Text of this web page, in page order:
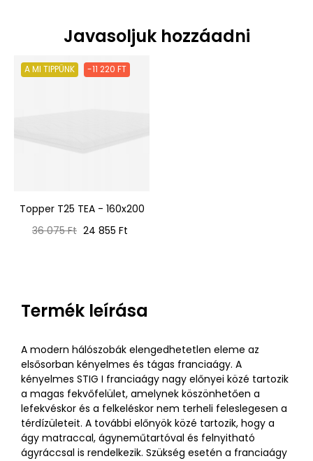
Javasoljuk hozzáadni
A MI TIPPÜNK -11 220 FT
Topper T25 TEA - 160x200
Normál
36 075 Ft Ár
24 855 Ft
Termék leírása
A modern hálószobák elengedhetetlen eleme az
elsősorban kényelmes és tágas franciaágy. A
kényelmes STIG I franciaágy nagy előnyei közé tartozik
a magas fekvőfelület, amelynek köszönhetően a
lefekvéskor és a felkeléskor nem terheli feleslegesen a
térdízületeit. A további előnyök közé tartozik, hogy a
ágy matraccal, ágyneműtartóval és felnyitható
ágyráccsal is rendelkezik. Szükség esetén a franciaágy